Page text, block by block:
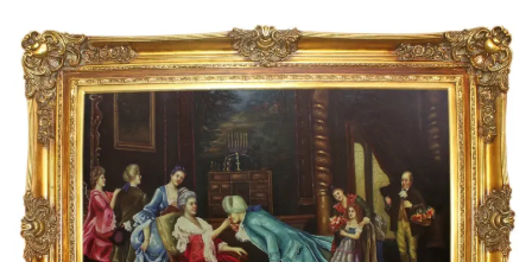
Wereld
van
het
Barok
Schilderij